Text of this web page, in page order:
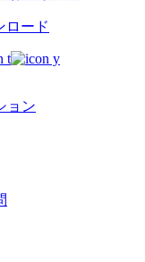
ロード
ョン